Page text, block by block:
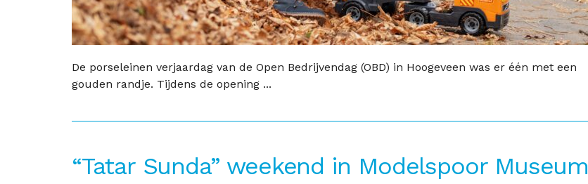
De porseleinen verjaardag van de Open Bedrijvendag (OBD) in Hoogeveen was er één met een
gouden randje. Tijdens de opening ...
“Tatar Sunda” weekend in Modelspoor Museum